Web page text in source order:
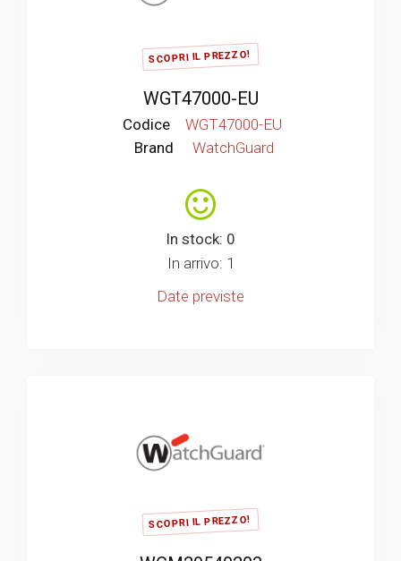
SCOPRI IL PREZZO!
WGT47000-EU
Codice
WGT47000-EU
Brand
WatchGuard
In stock: 0
In arrivo: 1
Date previste
SCOPRI IL PREZZO!